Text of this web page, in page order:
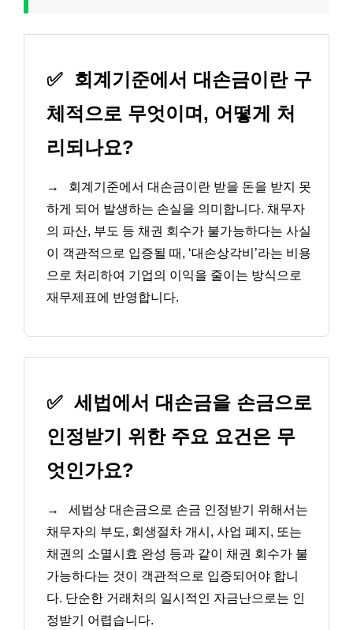
✅
회계기준에서 대손금이란 구
체적으로 무엇이며, 어떻게 처
리되나요?
→
회계기준에서 대손금이란 받을 돈을 받지 못
하게 되어 발생하는 손실을 의미합니다. 채무자
의 파산, 부도 등 채권 회수가 불가능하다는 사실
이 객관적으로 입증될 때, ‘대손상각비’라는 비용
으로 처리하여 기업의 이익을 줄이는 방식으로
재무제표에 반영합니다.
✅ 세법에서 대손금을 손금으로
인정받기 위한 주요 요건은 무
엇인가요?
→
세법상 대손금으로 손금 인정받기 위해서는
채무자의 부도, 회생절차 개시, 사업 폐지, 또는
채권의 소멸시효 완성 등과 같이 채권 회수가 불
가능하다는 것이 객관적으로 입증되어야 합니
다. 단순한 거래처의 일시적인 자금난으로는 인
정받기 어렵습니다.